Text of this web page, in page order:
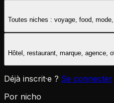
Toutes niches : voyage, food,
Hôtel, restaurant, marque, agence,
Déjà inscrit·e ? Se connecter
Por nicho